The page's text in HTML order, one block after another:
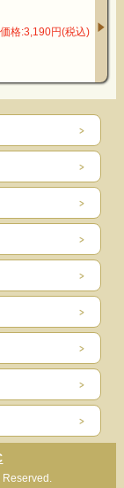
価格:3,190円(税込)
Reserved.